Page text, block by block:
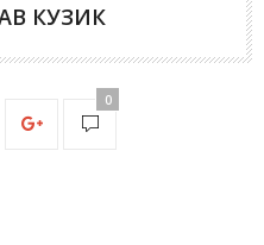
КУЗИК
0